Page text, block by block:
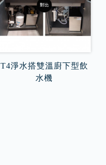
T4淨水搭雙溫廚下型飲
水機